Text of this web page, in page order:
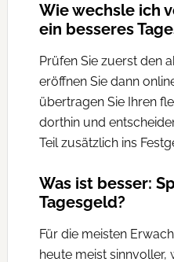
Wie wechsle ich
ein besseres
Prüfen Sie zuerst den
eröffnen Sie dann
übertragen Sie Ihren
dorthin und
Teil zusätzlich ins
Was ist besser:
Tagesgeld?
Für die meisten
heute meist sinnvoller,